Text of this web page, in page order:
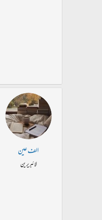
الف عین
لائبریرین